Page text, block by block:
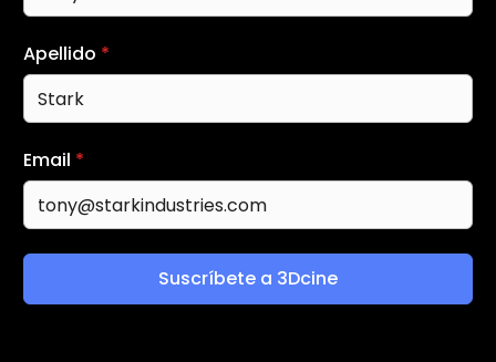
Apellido *
Email *
Suscríbete a 3Dcine